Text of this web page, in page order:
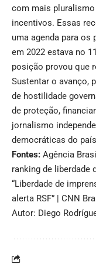
com mais
incentivos. Essas
uma agenda para
em 2022 estava no
posição provou que
Sustentar o avanço,
de hostilidade
de proteção,
jornalismo
democráticas do
Fontes: Agência
ranking de liberdade
“Liberdade de
alerta RSF” | CNN
Autor: Diego